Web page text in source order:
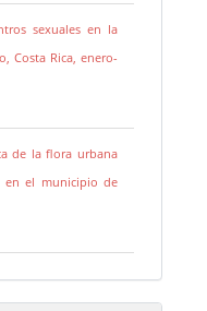
sexuales en la
Costa Rica, enero-
de la flora urbana
en el municipio de